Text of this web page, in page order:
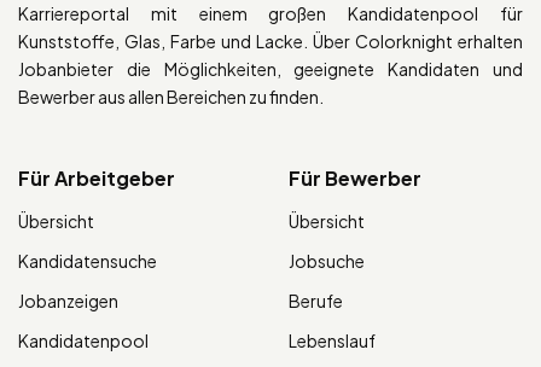
Karriereportal mit einem großen Kandidatenpool für
Kunststoffe, Glas, Farbe und Lacke. Über Colorknight erhalten
Jobanbieter die Möglichkeiten, geeignete Kandidaten und
Bewerber aus allen Bereichen zu finden.
Für Arbeitgeber
Übersicht
Kandidatensuche
Jobanzeigen
Kandidatenpool
Für Bewerber
Übersicht
Jobsuche
Berufe
Lebenslauf